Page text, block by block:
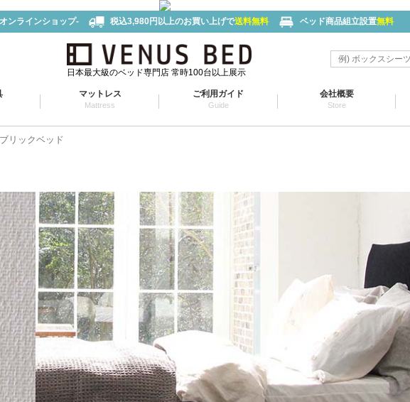
ンラインショップ- 税込3,980円以上のお買い上げで送料無料 ベッド商品組立設置無料
日本最大級のベッド専門店 常時100台以上展示
マットレス
Mattress
ご利用ガイド
Guide
会社概要
Store
リックベッド